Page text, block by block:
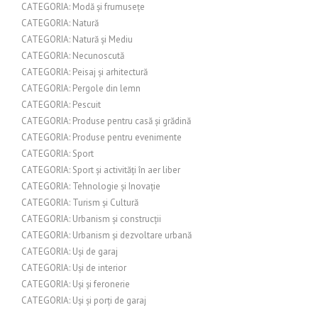
CATEGORIA: Modă și frumusețe
CATEGORIA: Natură
CATEGORIA: Natură și Mediu
CATEGORIA: Necunoscută
CATEGORIA: Peisaj și arhitectură
CATEGORIA: Pergole din lemn
CATEGORIA: Pescuit
CATEGORIA: Produse pentru casă și grădină
CATEGORIA: Produse pentru evenimente
CATEGORIA: Sport
CATEGORIA: Sport și activități în aer liber
CATEGORIA: Tehnologie și Inovație
CATEGORIA: Turism și Cultură
CATEGORIA: Urbanism și construcții
CATEGORIA: Urbanism și dezvoltare urbană
CATEGORIA: Uși de garaj
CATEGORIA: Uși de interior
CATEGORIA: Uși și feronerie
CATEGORIA: Uși și porți de garaj